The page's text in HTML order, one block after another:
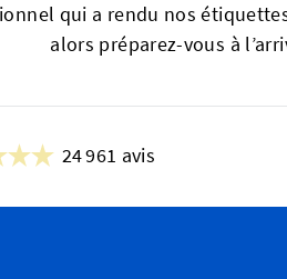
qui a rendu nos
alors préparez-vous à
24 961 avis